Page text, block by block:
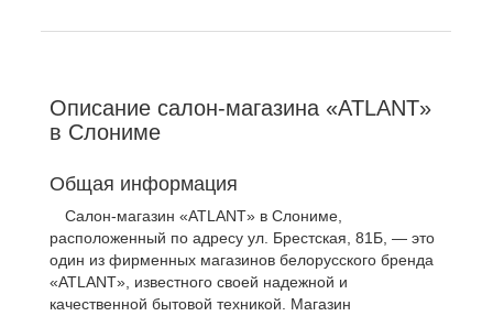
Описание салон-магазина «ATLANT»
в Слониме
Общая информация
Салон-магазин «ATLANT» в Слониме,
расположенный по адресу ул. Брестская, 81Б, — это
один из фирменных магазинов белорусского бренда
«ATLANT», известного своей надежной и
качественной бытовой техникой. Магазин